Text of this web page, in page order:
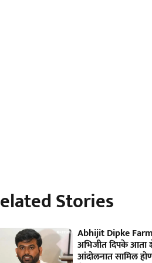
Stories
Abhijit Dipke
अभिजीत दिपके आता
आंदोलनात सामिल